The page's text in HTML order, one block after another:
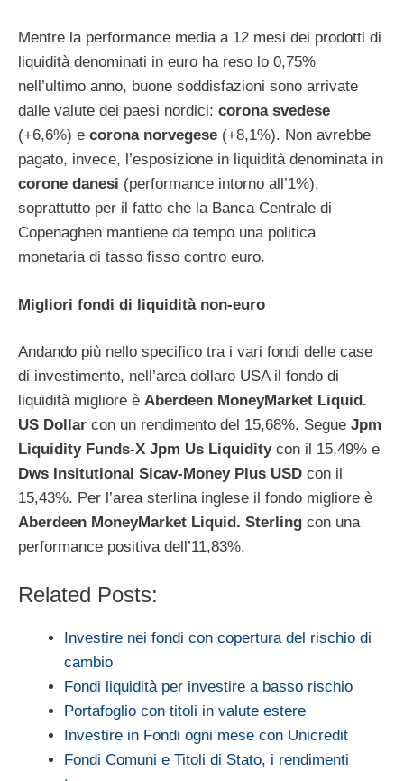
Mentre la performance media a 12 mesi dei prodotti di
liquidità denominati in euro ha reso lo 0,75%
nell’ultimo anno, buone soddisfazioni sono arrivate
dalle valute dei paesi nordici: corona svedese
(+6,6%) e corona norvegese (+8,1%). Non avrebbe
pagato, invece, l’esposizione in liquidità denominata in
corone danesi (performance intorno all’1%),
soprattutto per il fatto che la Banca Centrale di
Copenaghen mantiene da tempo una politica
monetaria di tasso fisso contro euro.
Migliori fondi di liquidità non-euro
Andando più nello specifico tra i vari fondi delle case
di investimento, nell’area dollaro USA il fondo di
liquidità migliore è Aberdeen MoneyMarket Liquid.
US Dollar con un rendimento del 15,68%. Segue Jpm
Liquidity Funds-X Jpm Us Liquidity con il 15,49% e
Dws Insitutional Sicav-Money Plus USD con il
15,43%. Per l’area sterlina inglese il fondo migliore è
Aberdeen MoneyMarket Liquid. Sterling con una
performance positiva dell’11,83%.
Related Posts:
Investire nei fondi con copertura del rischio di
cambio
Fondi liquidità per investire a basso rischio
Portafoglio con titoli in valute estere
Investire in Fondi ogni mese con Unicredit
Fondi Comuni e Titoli di Stato, i rendimenti